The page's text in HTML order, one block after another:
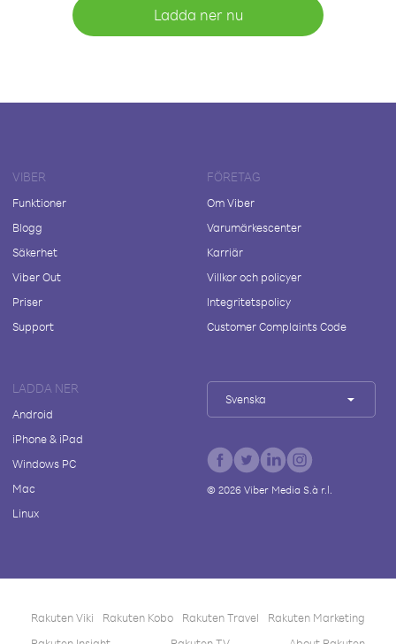
Ladda ner nu
VIBER
Funktioner
Blogg
Säkerhet
Viber Out
Priser
Support
FÖRETAG
Om Viber
Varumärkescenter
Karriär
Villkor och policyer
Integritetspolicy
Customer Complaints Code
LADDA NER
Android
iPhone & iPad
Windows PC
Mac
Linux
Svenska
© 2026Viber Media S.à r.l.
Rakuten Viki Rakuten Kobo Rakuten Travel
Rakuten Marketing